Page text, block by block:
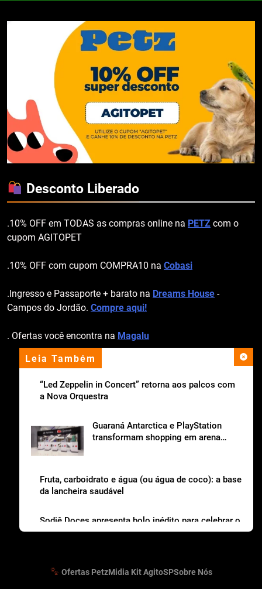
Leia Também
“Led Zeppelin in Concert” retorna aos palcos com
a Nova Orquestra
Guaraná Antarctica e PlayStation
transformam shopping em arena
Fruta, carboidrato e água (ou água de coco): a base
da lancheira saudável
Sodiê Doces apresenta bolo inédito para celebrar o
Dia dos Pais
Desconto Liberado
.10% OFF em TODAS as compras online na PETZ com o
cupom AGITOPET
.10% OFF com cupom COMPRA10 na Cobasi
.Ingresso e Passaporte + barato na Dreams House -
Campos do Jordão. Compre aqui!
. Ofertas você encontra na Magalu
apoio institucional
Ofertas PetzMidia Kit AgitoSPSobre Nós